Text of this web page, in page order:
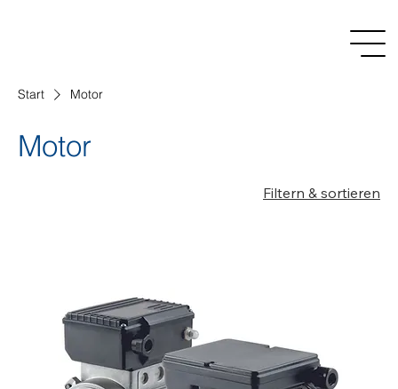
Start Motor
Motor
Filtern & sortieren